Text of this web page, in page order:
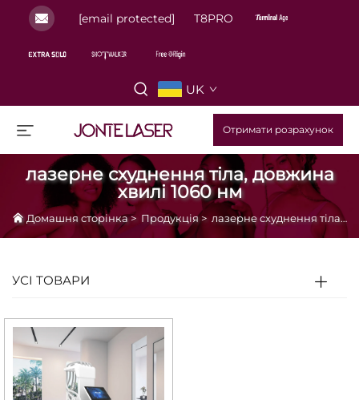
[email protected] T8PRO
UK
Отримати розрахунок
лазерне схуднення тіла, довжина
хвилі 1060 нм
Домашня сторінка> Продукція> лазерне схуднення тіла, довжина хвилі 1060 нм
УСІ ТОВАРИ